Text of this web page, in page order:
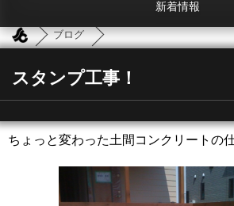
新着情報
ブログ
スタンプ工事！
ちょっと変わった土間コンクリートの